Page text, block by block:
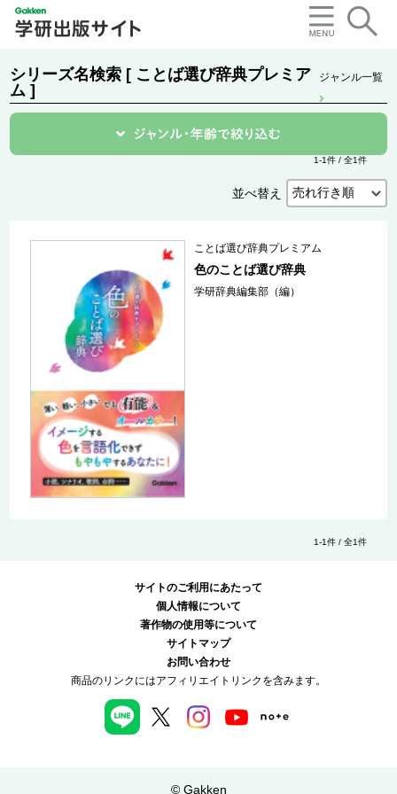
シリーズ名検索 [ ことば選び辞典プレミア
ム ]
ジャンル一覧
1-1件 / 全1件
並べ替え
ことば選び辞典プレミアム
色のことば選び辞典
学研辞典編集部（編）
1-1件 / 全1件
サイトのご利用にあたって
個人情報について
著作物の使用等について
サイトマップ
お問い合わせ
商品のリンクにはアフィリエイトリンクを含みます。
© Gakken